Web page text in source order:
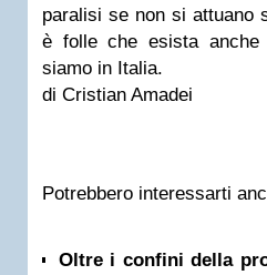
paralisi se non si attuano
è folle che esista
siamo in Italia.
di Cristian Amadei
Potrebbero interessarti
Oltre i confini della